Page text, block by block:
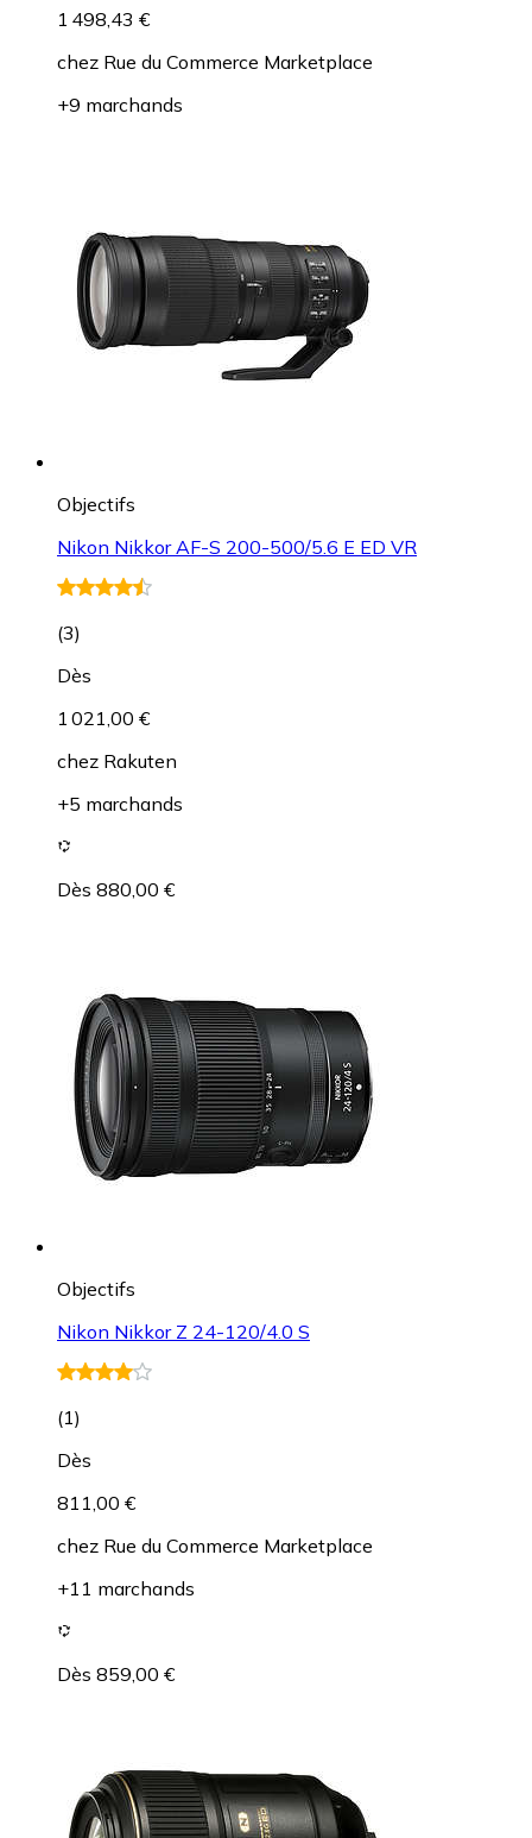
1 498,43 €
chez Rue du Commerce Marketplace
+9 marchands
Objectifs
Nikon Nikkor AF-S 200-500/5.6 E ED VR
(3)
Dès
1 021,00 €
chez Rakuten
+5 marchands
Dès 880,00 €
Objectifs
Nikon Nikkor Z 24-120/4.0 S
(1)
Dès
811,00 €
chez Rue du Commerce Marketplace
+11 marchands
Dès 859,00 €